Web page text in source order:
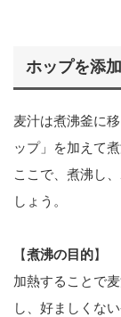
ホップを添
麦汁は煮沸釜に
ップ」を加えて煮
ここで、煮沸し
しょう。
【煮沸の目的】
加熱することで
し、好ましくな